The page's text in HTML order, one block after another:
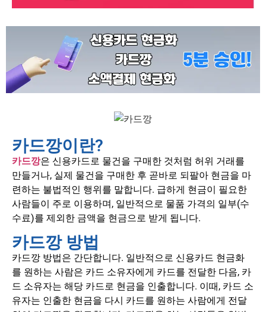
카드깡이란?
카드깡은 신용카드로 물건을 구매한 것처럼 허위 거래를
만들거나, 실제 물건을 구매한 후 곧바로 되팔아 현금을 마
련하는 불법적인 행위를 말합니다. 급하게 현금이 필요한
사람들이 주로 이용하며, 일반적으로 물품 가격의 일부(수
수료)를 제외한 금액을 현금으로 받게 됩니다.
카드깡 방법
카드깡 방법은 간단합니다. 일반적으로 신용카드 현금화
를 원하는 사람은 카드 소유자에게 카드를 전달한 다음, 카
드 소유자는 해당 카드로 현금을 인출합니다. 이때, 카드 소
유자는 인출한 현금을 다시 카드를 원하는 사람에게 전달